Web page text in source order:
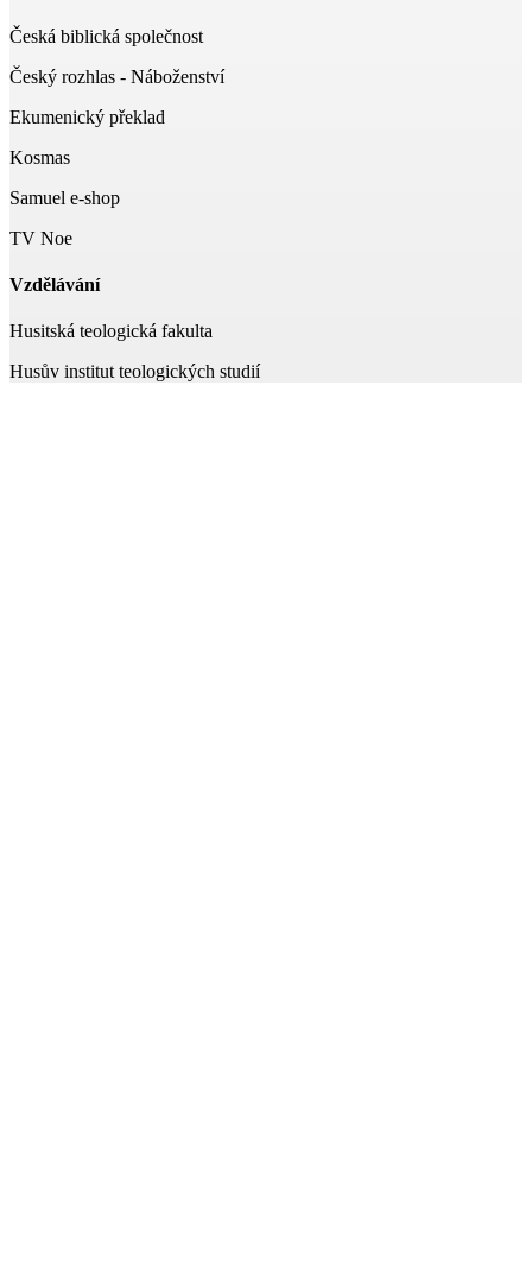
Česká biblická společnost
Český rozhlas - Náboženství
Ekumenický překlad
Kosmas
Samuel e-shop
TV Noe
Vzdělávání
Husitská teologická fakulta
Husův institut teologických studií